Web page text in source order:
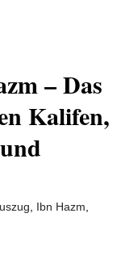
die Grundlage
– Das
Kalifen,
Ibn Hazm